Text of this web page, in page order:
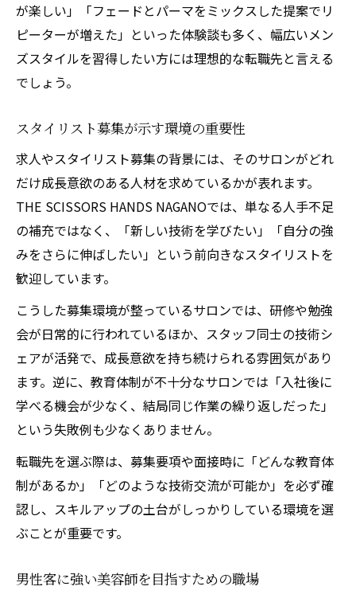
が楽しい」「フェードとパーマをミックスした提案でリ
ピーターが増えた」といった体験談も多く、幅広いメン
ズスタイルを習得したい方には理想的な転職先と言える
でしょう。
スタイリスト募集が示す環境の重要性
求人やスタイリスト募集の背景には、そのサロンがどれ
だけ成長意欲のある人材を求めているかが表れます。
THE SCISSORS HANDS NAGANOでは、単なる人手不足
の補充ではなく、「新しい技術を学びたい」「自分の強
みをさらに伸ばしたい」という前向きなスタイリストを
歓迎しています。
こうした募集環境が整っているサロンでは、研修や勉強
会が日常的に行われているほか、スタッフ同士の技術シ
ェアが活発で、成長意欲を持ち続けられる雰囲気があり
ます。逆に、教育体制が不十分なサロンでは「入社後に
学べる機会が少なく、結局同じ作業の繰り返しだった」
という失敗例も少なくありません。
転職先を選ぶ際は、募集要項や面接時に「どんな教育体
制があるか」「どのような技術交流が可能か」を必ず確
認し、スキルアップの土台がしっかりしている環境を選
ぶことが重要です。
男性客に強い美容師を目指すための職場